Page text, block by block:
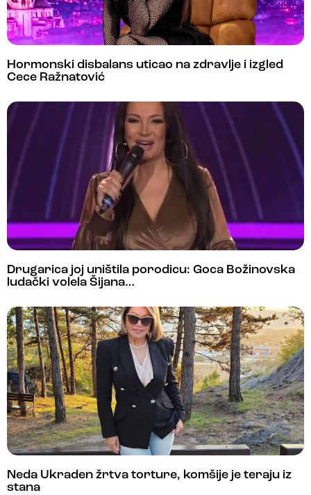
Hormonski disbalans uticao na zdravlje i izgled
Cece Ražnatović
Drugarica joj uništila porodicu: Goca Božinovska
ludački volela Šijana…
Neda Ukraden žrtva torture, komšije je teraju iz
stana